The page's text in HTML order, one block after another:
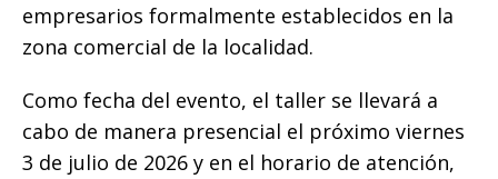
empresarios formalmente establecidos en la
zona comercial de la localidad.
​Como fecha del evento, el taller se llevará a
cabo de manera presencial el próximo viernes
3 de julio de 2026 y en el horario de atención,